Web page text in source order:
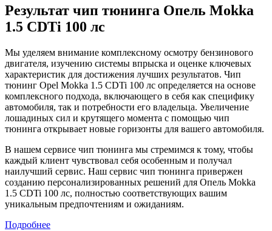
Результат чип тюнинга Опель Mokka
1.5 CDTi 100 лс
Мы уделяем внимание комплексному осмотру бензинового
двигателя, изучению системы впрыска и оценке ключевых
характеристик для достижения лучших результатов. Чип
тюнинг Opel Mokka 1.5 CDTi 100 лс определяется на основе
комплексного подхода, включающего в себя как специфику
автомобиля, так и потребности его владельца. Увеличение
лошадиных сил и крутящего момента с помощью чип
тюнинга открывает новые горизонты для вашего автомобиля.
В нашем сервисе чип тюнинга мы стремимся к тому, чтобы
каждый клиент чувствовал себя особенным и получал
наилучший сервис. Наш сервис чип тюнинга привержен
созданию персонализированных решений для Опель Mokka
1.5 CDTi 100 лс, полностью соответствующих вашим
уникальным предпочтениям и ожиданиям.
Подробнее